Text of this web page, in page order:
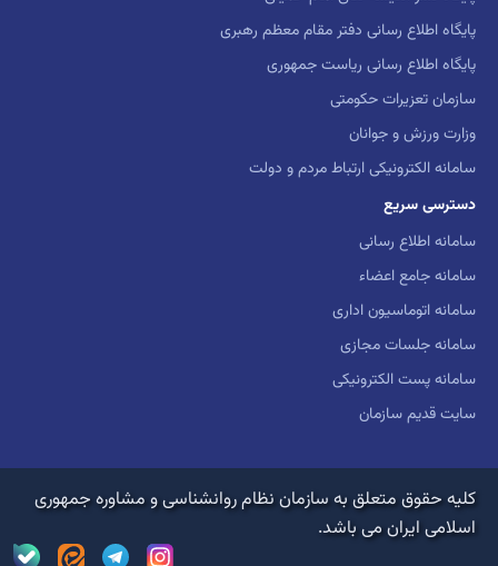
پایگاه اطلاع رسانی دفتر مقام معظم رهبری
پایگاه اطلاع رسانی ریاست جمهوری
سازمان تعزیرات حکومتی
وزارت ورزش و جوانان
سامانه الکترونیکی ارتباط مردم و دولت
دسترسی سریع
سامانه اطلاع رسانی
سامانه جامع اعضاء
سامانه اتوماسیون اداری
سامانه جلسات مجازی
سامانه پست الکترونیکی
سایت قدیم سازمان
کلیه حقوق متعلق به سازمان نظام روانشناسی و مشاوره جمهوری
اسلامی ایران می باشد.